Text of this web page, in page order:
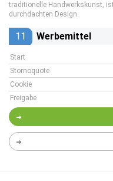
traditionelle Handwerkskunst,
durchdachten Design.
11 Werbemittel
Start
Stornoquote
Cookie
Freigabe